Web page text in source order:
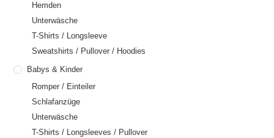
Hemden
Unterwäsche
T-Shirts / Longsleeve
Sweatshirts / Pullover / Hoodies
Babys & Kinder
Romper / Einteiler
Schlafanzüge
Unterwäsche
T-Shirts / Longsleeves / Pullover